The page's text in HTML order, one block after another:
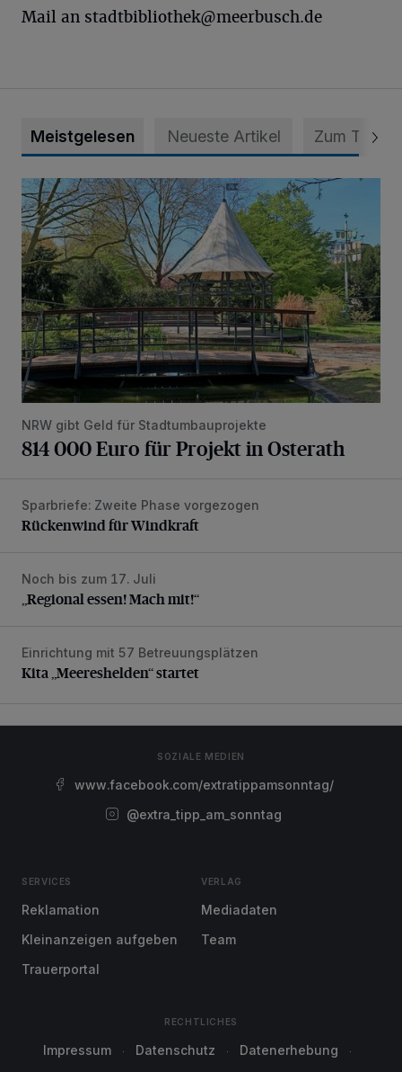
Mail an stadtbibliothek@­meerbusch.de
Meistgelesen Neueste Artikel Zum Thema
814 000 Euro für Projekt in Osterath
NRW gibt Geld für Stadtumbauprojekte
814 000 Euro für Projekt in Osterath
Rückenwind für Windkraft
Sparbriefe: Zweite Phase vorgezogen
Rückenwind für Windkraft
„Regional essen! Mach mit!“
Noch bis zum 17. Juli
„Regional essen! Mach mit!“
Kita „Meereshelden“ startet
Einrichtung mit 57 Betreuungsplätzen
Kita „Meereshelden“ startet
SOZIALE MEDIEN
www.facebook.com/extratippamsonntag/
@extra_tipp_am_sonntag
SERVICES
Reklamation
Kleinanzeigen aufgeben
Trauerportal
VERLAG
Mediadaten
Team
RECHTLICHES
Impressum Datenschutz Datenerhebung